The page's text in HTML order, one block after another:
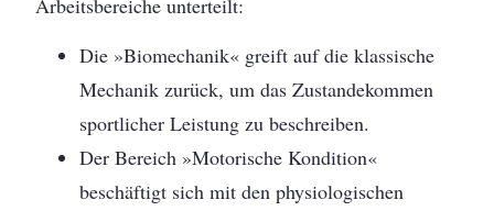
Arbeitsbereiche unterteilt:
Die »Biomechanik« greift auf die klassische
Mechanik zurück, um das Zustandekommen
sportlicher Leistung zu beschreiben.
Der Bereich »Motorische Kondition«
beschäftigt sich mit den physiologischen